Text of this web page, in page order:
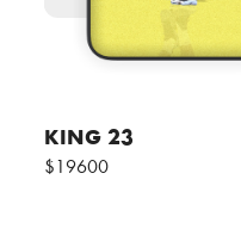
KING 23
$19600